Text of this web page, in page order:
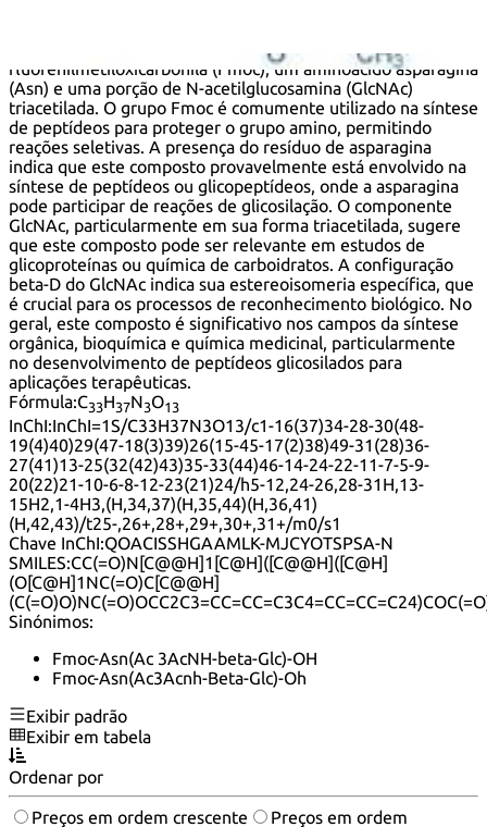
que apresenta uma combinação de um grupo protetor
fluorenilmetiloxicarbonila (Fmoc), um aminoácido asparagina
(Asn) e uma porção de N-acetilglucosamina (GlcNAc)
triacetilada. O grupo Fmoc é comumente utilizado na síntese
de peptídeos para proteger o grupo amino, permitindo
reações seletivas. A presença do resíduo de asparagina
indica que este composto provavelmente está envolvido na
síntese de peptídeos ou glicopeptídeos, onde a asparagina
pode participar de reações de glicosilação. O componente
GlcNAc, particularmente em sua forma triacetilada, sugere
que este composto pode ser relevante em estudos de
glicoproteínas ou química de carboidratos. A configuração
beta-D do GlcNAc indica sua estereoisomeria específica, que
é crucial para os processos de reconhecimento biológico. No
geral, este composto é significativo nos campos da síntese
orgânica, bioquímica e química medicinal, particularmente
no desenvolvimento de peptídeos glicosilados para
aplicações terapêuticas.
Fórmula:C33H37N3O13
InChI:InChI=1S/C33H37N3O13/c1-16(37)34-28-30(48-
19(4)40)29(47-18(3)39)26(15-45-17(2)38)49-31(28)36-
27(41)13-25(32(42)43)35-33(44)46-14-24-22-11-7-5-9-
20(22)21-10-6-8-12-23(21)24/h5-12,24-26,28-31H,13-
15H2,1-4H3,(H,34,37)(H,35,44)(H,36,41)
(H,42,43)/t25-,26+,28+,29+,30+,31+/m0/s1
Chave InChI:QOACISSHGAAMLK-MJCYOTSPSA-N
SMILES:CC(=O)N[C@@H]1[C@H]([C@@H]([C@H]
(O[C@H]1NC(=O)C[C@@H]
Sinónimos:
Fmoc-Asn(Ac 3AcNH-beta-Glc)-OH
Fmoc-Asn(Ac3Acnh-Beta-Glc)-Oh
Exibir padrão
Exibir em tabela
Ordenar por
Preços em ordem crescente Preços em ordem